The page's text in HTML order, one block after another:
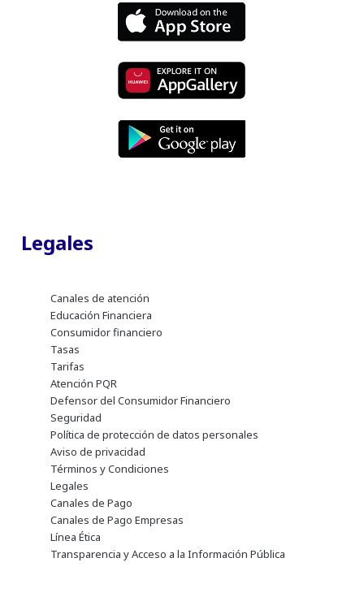
Legales
Canales de atención
Educación Financiera
Consumidor financiero
Tasas
Tarifas
Atención PQR
Defensor del Consumidor Financiero
Seguridad
Política de protección de datos personales
Aviso de privacidad
Términos y Condiciones
Legales
Canales de Pago
Canales de Pago Empresas
Línea Ética
Transparencia y Acceso a la Información Pública